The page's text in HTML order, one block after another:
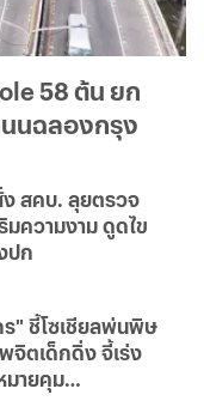
58 ต้น ยก
นฉลองกรุง
ง สคบ. ลุยตรวจ
มความงาม ดูดไข
ปก
" ชี้โซเชียลพ่นพิษ
จิตเด็กดิ่ง จี้เร่ง
ายคุม